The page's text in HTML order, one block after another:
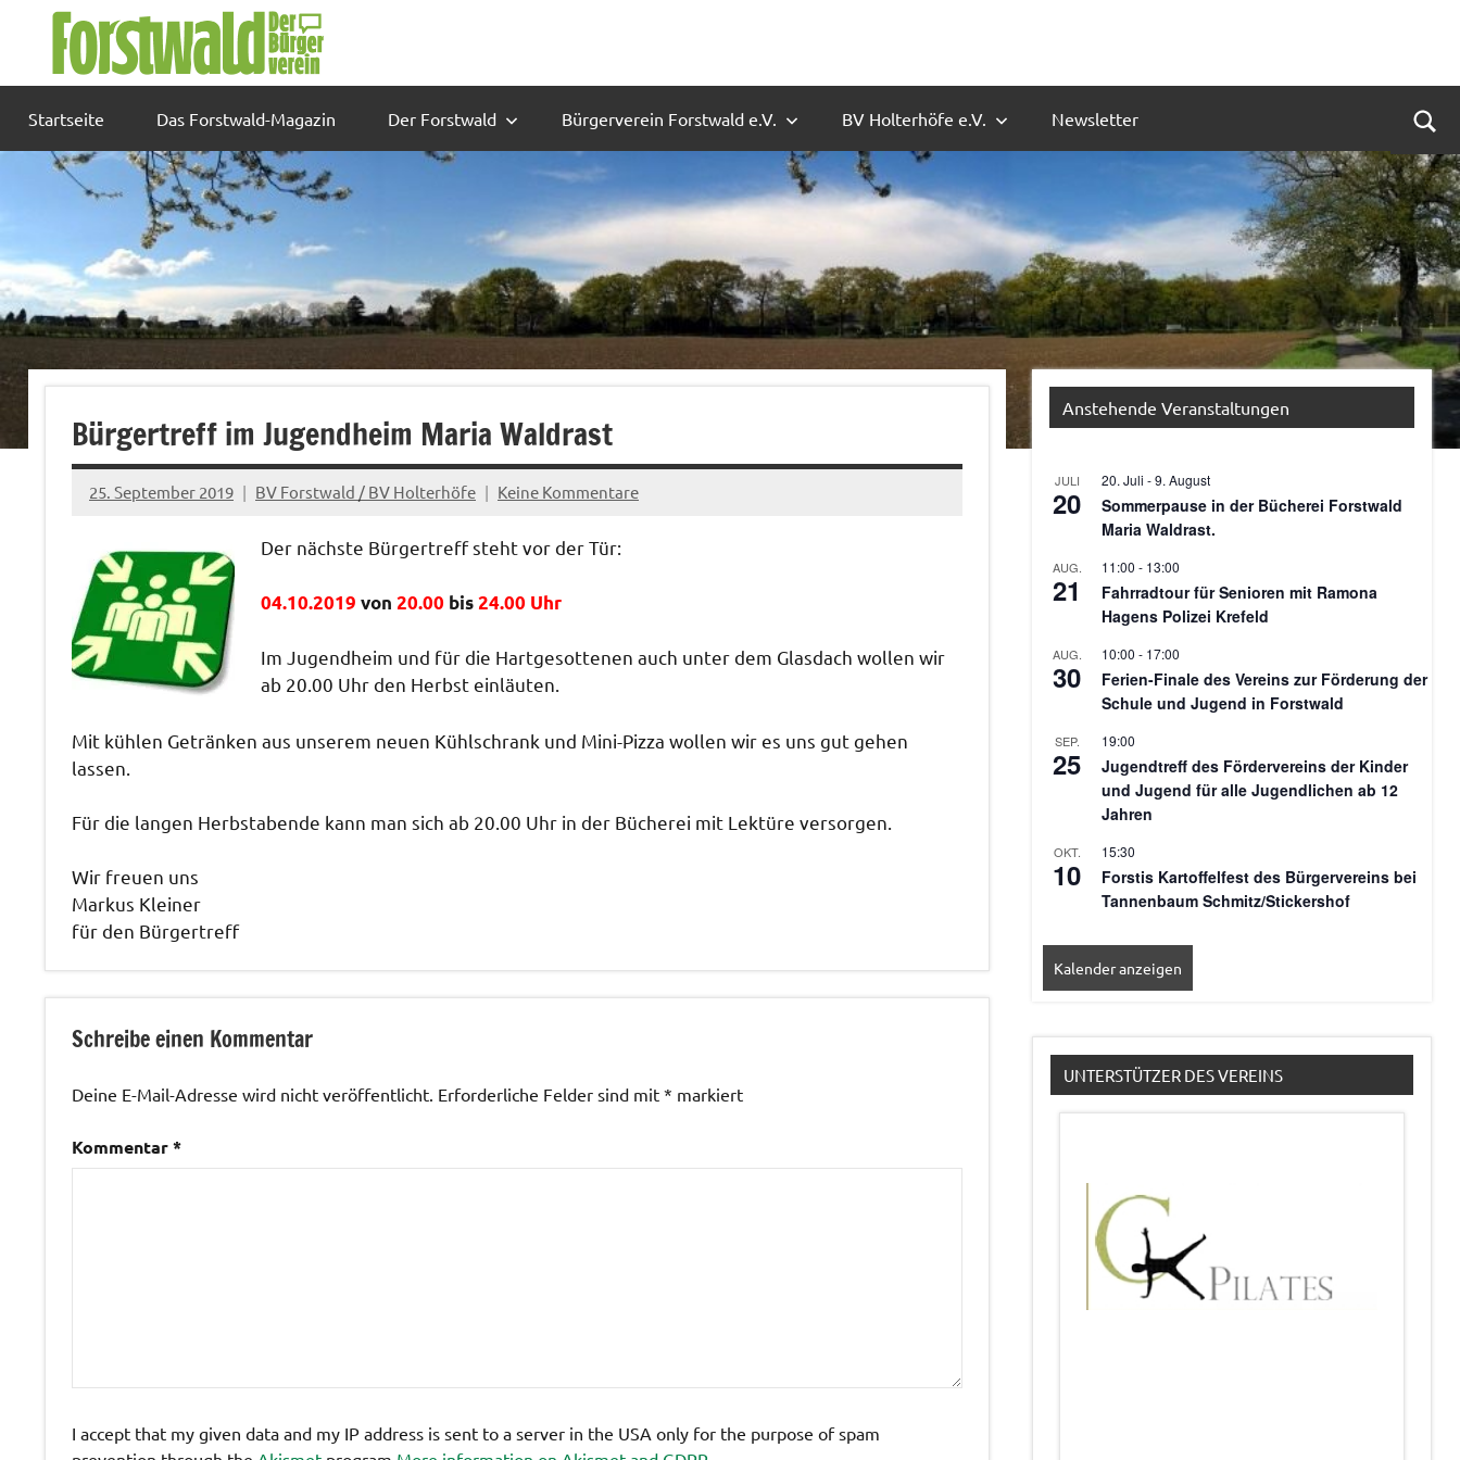
Startseite Das Forstwald-Magazin Der Forstwald Bürgerverein Forstwald e.V. BV Holterhöfe e.V. Newsletter
Bürgertreff im Jugendheim Maria Waldrast
25. September 2019 BV Forstwald / BV Holterhöfe Keine Kommentare
Der nächste Bürgertreff steht vor der Tür:
04.10.2019 von 20.00 bis24.00 Uhr
Im Jugendheim und für die Hartgesottenen auch unter dem Glasdach wollen wir
ab 20.00 Uhr den Herbst einläuten.
Mit kühlen Getränken aus unserem neuen Kühlschrank und Mini-Pizza wollen wir es uns gut gehen
lassen.
Für die langen Herbstabende kann man sich ab 20.00 Uhr in der Bücherei mit Lektüre versorgen.
Wir freuen uns
Markus Kleiner
für den Bürgertreff
Schreibe einen Kommentar
Deine E-Mail-Adresse wird nicht veröffentlicht. Erforderliche Felder sind mit * markiert
Kommentar*
I accept that my given data and my IP address is sent to a server in the USA only for the purpose of spam
Anstehende Veranstaltungen
JULI
20
20. Juli -9. August
Sommerpause in der Bücherei Forstwald
Maria Waldrast.
AUG.
21
11:00 - 13:00
Fahrradtour für Senioren mit Ramona
Hagens Polizei Krefeld
AUG.
30
10:00 - 17:00
Ferien-Finale des Vereins zur Förderung der
Schule und Jugend in Forstwald
SEP.
25
19:00
Jugendtreff des Fördervereins der Kinder
und Jugend für alle Jugendlichen ab 12
Jahren
OKT.
10
15:30
Forstis Kartoffelfest des Bürgervereins bei
Tannenbaum Schmitz/Stickershof
Kalender anzeigen
UNTERSTÜTZER DES VEREINS